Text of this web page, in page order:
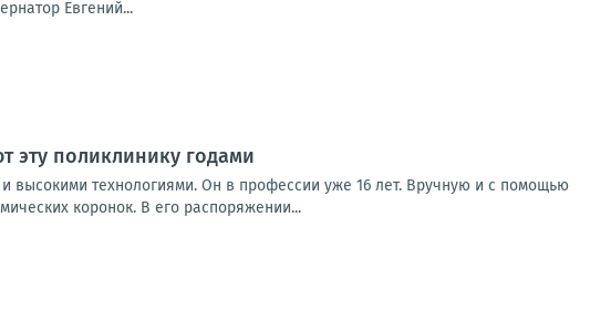
Евгений...
эту поликлинику годами
высокими технологиями. Он в профессии уже 16 лет. Вручную и с помощью
коронок. В его распоряжении...